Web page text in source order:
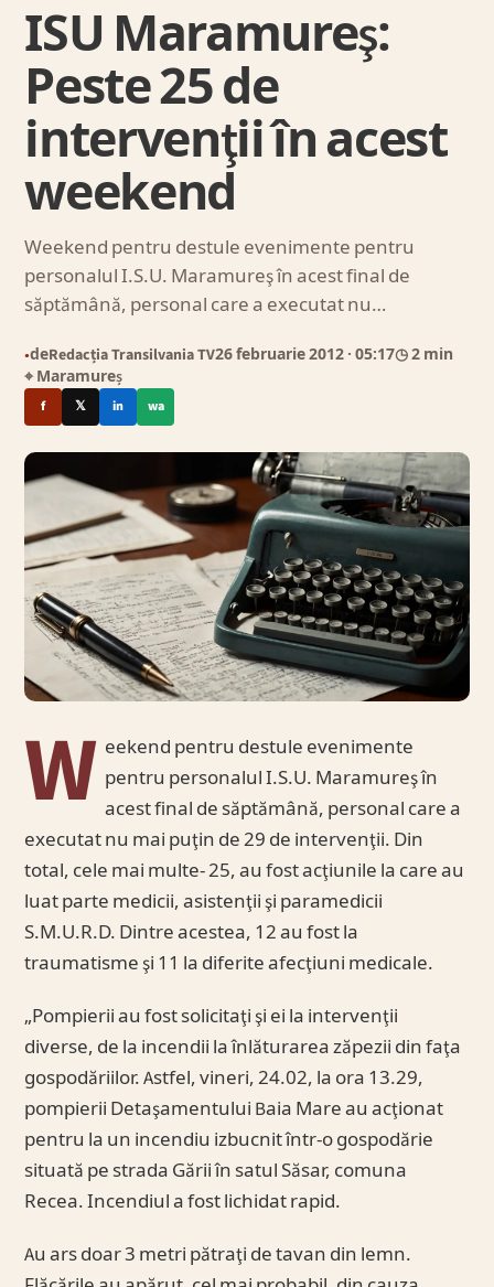
ISU Maramureş:
Peste 25 de
intervenţii în acest
weekend
Weekend pentru destule evenimente pentru
personalul I.S.U. Maramureş în acest final de
săptămână, personal care a executat nu…
●deRedacția Transilvania TV26 februarie 2012 · 05:17◷ 2 min
⌖ Maramureș
f 𝕏 in wa
W eekend pentru destule evenimente
pentru personalul I.S.U. Maramureş în
acest final de săptămână, personal care a
executat nu mai puţin de 29 de intervenţii. Din
total, cele mai multe- 25, au fost acţiunile la care au
luat parte medicii, asistenţii şi paramedicii
S.M.U.R.D. Dintre acestea, 12 au fost la
traumatisme şi 11 la diferite afecţiuni medicale.
„Pompierii au fost solicitaţi şi ei la intervenţii
diverse, de la incendii la înlăturarea zăpezii din faţa
gospodăriilor. Astfel, vineri, 24.02, la ora 13.29,
pompierii Detaşamentului Baia Mare au acţionat
pentru la un incendiu izbucnit într-o gospodărie
situată pe strada Gării în satul Săsar, comuna
Recea. Incendiul a fost lichidat rapid.
Au ars doar 3 metri pătraţi de tavan din lemn.